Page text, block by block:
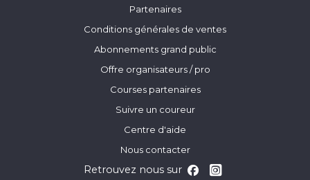
Partenaires
Conditions générales de ventes
Abonnements grand public
Offre organisateurs / pro
Courses partenaires
Suivre un coureur
Centre d'aide
Nous contacter
Retrouvez nous sur